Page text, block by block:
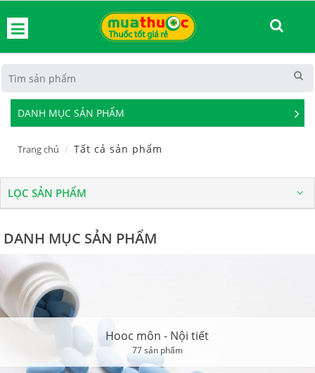
DANH MỤC SẢN PHẨM
See
Trang chủ Tất cả sản phẩm
LỌC SẢN PHẨM
DANH MỤC SẢN PHẨM
Hooc môn - Nội tiết
77 sản phẩm